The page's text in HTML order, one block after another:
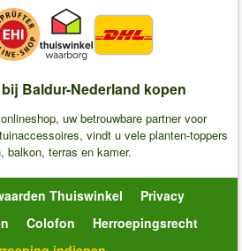
Baldur-Nederland kopen
uw betrouwbare partner voor
vindt u vele planten-toppers
balkon, terras en kamer.
Thuiswinkel
Privacy
Colofon
Herroepingsrecht